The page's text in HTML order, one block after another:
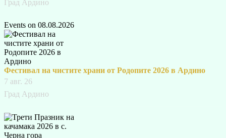
Град Ардино
Events on 08.08.2026
Фестивал на чистите храни от Родопите 2026 в Ардино
7 авг. 26
Град Ардино